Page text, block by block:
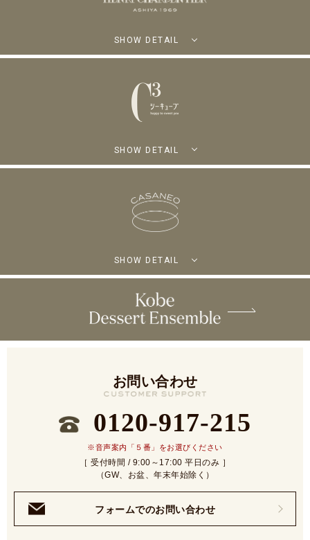
SHOW DETAIL
SHOW DETAIL
SHOW DETAIL
お問い合わせ
0120-917-215
※音声案内「５番」をお選びください
［ 受付時間 / 9:00～17:00 平日のみ ］
（GW、お盆、年末年始除く）
フォームでのお問い合わせ